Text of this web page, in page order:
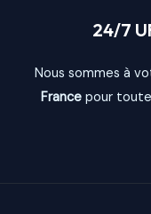
24/7
Nous sommes à
Francepour